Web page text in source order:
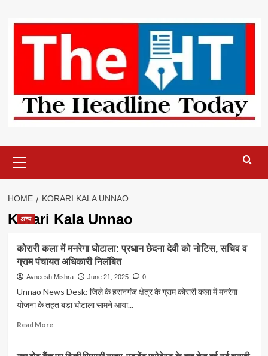
content
Menu
HOME KORARI KALA UNNAO
Korari Kala Unnao
अन्य
कोरारी कला में मनरेगा घोटाला: प्रधान छेदना देवी को नोटिस, सचिव व
ग्राम पंचायत अधिकारी निलंबित
Avneesh Mishra June 21, 2025 0
Unnao News Desk: जिले के हसनगंज क्षेत्र के ग्राम कोरारी कला में मनरेगा
योजना के तहत बड़ा घोटाला सामने आया...
Read MoreRead